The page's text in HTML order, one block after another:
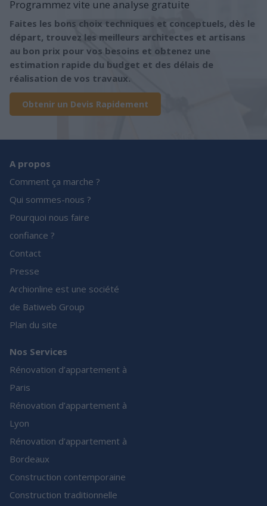
Programmez vite une analyse gratuite
Faites les bons choix techniques et conceptuels, dès le
départ, trouvez les meilleurs architectes et artisans
au bon prix pour vos besoins et obtenez une
estimation rapide du budget et des délais de
réalisation de vos travaux.
Obtenir un Devis Rapidement
A propos
Comment ça marche ?
Qui sommes-nous ?
Pourquoi nous faire
confiance ?
Contact
Presse
Archionline est une société
de Batiweb Group
Plan du site
Nos Services
Rénovation d’appartement à
Paris
Rénovation d’appartement à
Lyon
Rénovation d’appartement à
Bordeaux
Construction contemporaine
Construction traditionnelle